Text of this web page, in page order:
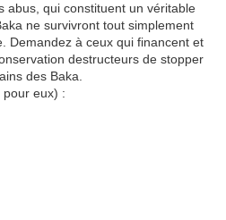
abus, qui constituent un véritable
ne survivront tout simplement
Demandez à ceux qui financent et
destructeurs de stopper
des Baka.
pour eux) :